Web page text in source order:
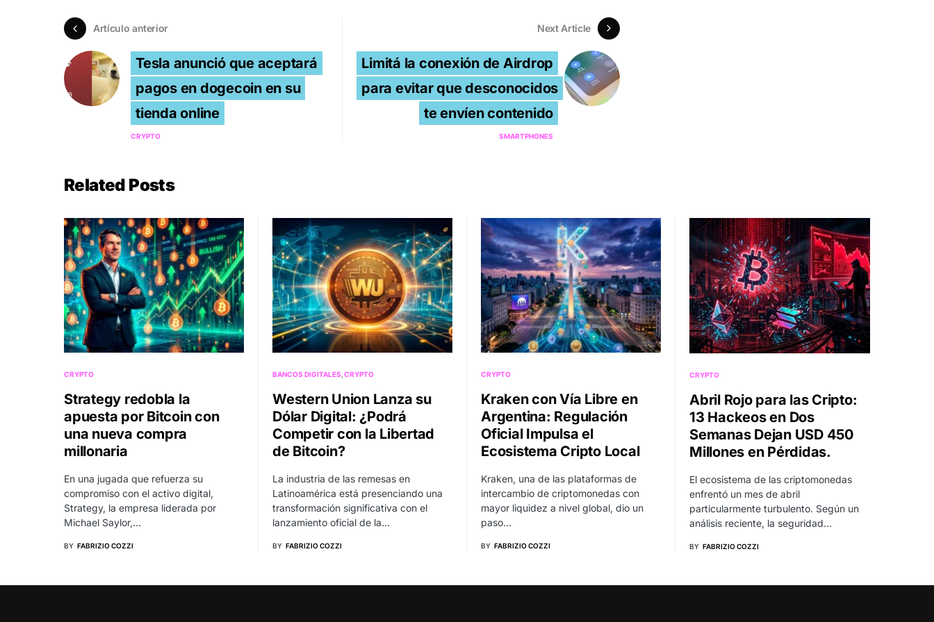
Artículo anterior
Tesla anunció que aceptará
pagos en dogecoin en su
tienda online
CRYPTO
Next Article
Limitá la conexión de Airdrop
para evitar que desconocidos
te envíen contenido
SMARTPHONES
Related Posts
CRYPTO
Strategy redobla la
apuesta por Bitcoin con
una nueva compra
millonaria
En una jugada que refuerza su
compromiso con el activo digital,
Strategy, la empresa liderada por
Michael Saylor,…
BY FABRIZIO COZZI
BANCOS DIGITALES CRYPTO
Western Union Lanza su
Dólar Digital: ¿Podrá
Competir con la Libertad
de Bitcoin?
La industria de las remesas en
Latinoamérica está presenciando una
transformación significativa con el
lanzamiento oficial de la…
BY FABRIZIO COZZI
CRYPTO
Kraken con Vía Libre en
Argentina: Regulación
Oficial Impulsa el
Ecosistema Cripto Local
Kraken, una de las plataformas de
intercambio de criptomonedas con
mayor liquidez a nivel global, dio un
paso…
BY FABRIZIO COZZI
CRYPTO
Abril Rojo para las Cripto:
13 Hackeos en Dos
Semanas Dejan USD 450
Millones en Pérdidas.
El ecosistema de las criptomonedas
enfrentó un mes de abril
particularmente turbulento. Según un
análisis reciente, la seguridad…
BY FABRIZIO COZZI